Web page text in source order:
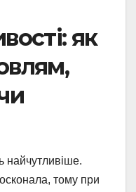
як
найчутливіше.
тому при